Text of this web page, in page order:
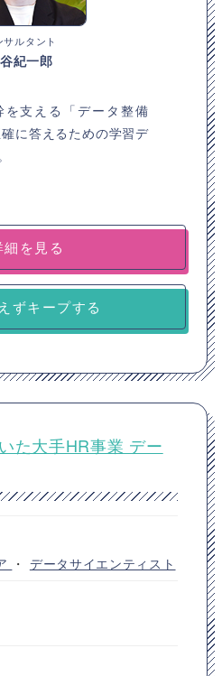
サルタント
紀一郎
支える「データ整備
に答えるための学習デ
細を見る
ずキープする
た大手HR事業 デー
・ データサイエンティスト